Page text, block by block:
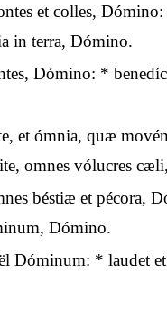
et colles,
in terra, Dómino.
Dómino: *
et ómnia, quæ
omnes vólucres
béstiæ et pécora,
Dómino.
Dóminum: * laudet